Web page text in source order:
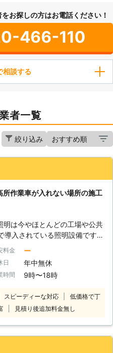
お探しの方はお電話ください！
466-110
相談する
者一覧
絞り込み
作業車が入れない場所の施工
明は今やほとんどの工場や公共
導入されている照明設備です。
明は光源寿命が各メーカー
時間以上であり、従来の電球
灯と比べて消費電力が少ないこ
高い節電効果が特徴です。 し
学校や24時間稼働の工場等は
れていないことがございます。
料金 ー
日 年中無休
時間 9時〜18時
スピーディーな対応
低価格で丁
見積り後追加料金無し